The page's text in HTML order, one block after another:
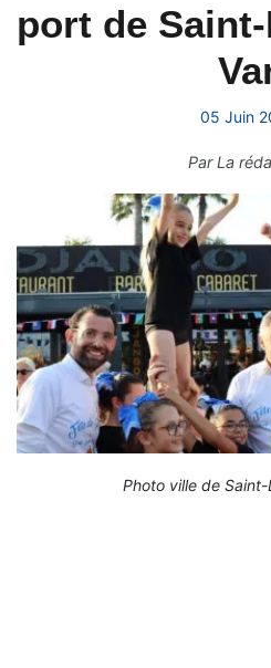
port de
05 Juin
ParLa
Photo ville de